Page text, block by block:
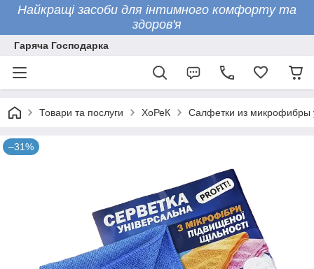
Найкращі засоби для інтимного комфорту та
здоров'я
Гаряча Господарка
Товари та послуги ХоРеК Салфетки из микрофибры
–31%